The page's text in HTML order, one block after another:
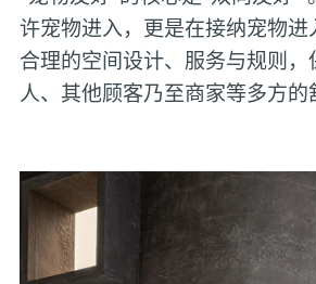
许宠物进入，更是在接纳宠物进
合理的空间设计、服务与规则，
人、其他顾客乃至商家等多方的